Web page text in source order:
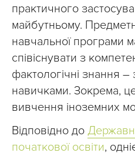
практичного
майбутньому.
навчальної програми
співіснувати з
фактологічні знання
навичками. Зокрема, це
вивчення іноземних
Відповідно до
початкової освіти,